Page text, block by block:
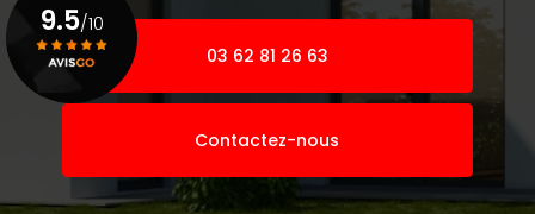
03 62 81 26 63
Contactez-nous
9.5/10
Voir le certificat